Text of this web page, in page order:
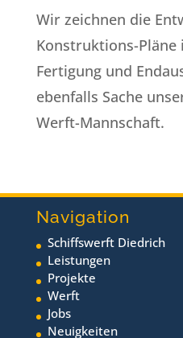
Wir zeichnen die
Konstruktions-Pläne
Fertigung und
ebenfalls Sache
Werft-Mannschaft.
Navigation
Schiffswerft Diedrich
Leistungen
Projekte
Werft
Jobs
Neuigkeiten